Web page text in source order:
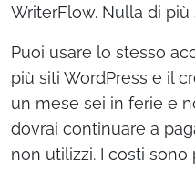
WriterFlow. Nulla di più
Puoi usare lo stesso
più siti WordPress e il
un mese sei in ferie e
dovrai continuare a
non utilizzi. I costi